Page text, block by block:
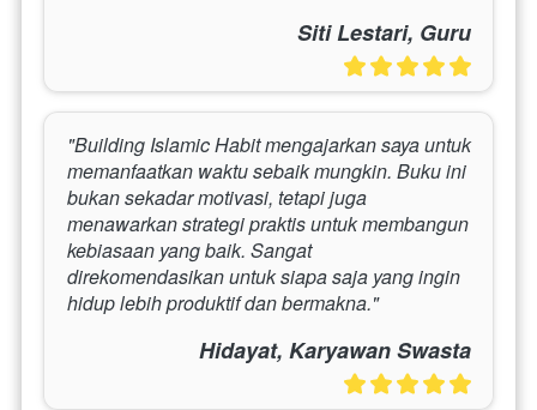
Siti Lestari, Guru
"Building Islamic Habit mengajarkan saya untuk
memanfaatkan waktu sebaik mungkin. Buku ini
bukan sekadar motivasi, tetapi juga
menawarkan strategi praktis untuk membangun
kebiasaan yang baik. Sangat
direkomendasikan untuk siapa saja yang ingin
hidup lebih produktif dan bermakna."
Hidayat, Karyawan Swasta